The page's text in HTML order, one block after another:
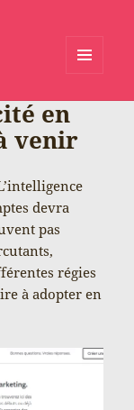
WIDGETS
en
venir
devra
pas
régies
à adopter en